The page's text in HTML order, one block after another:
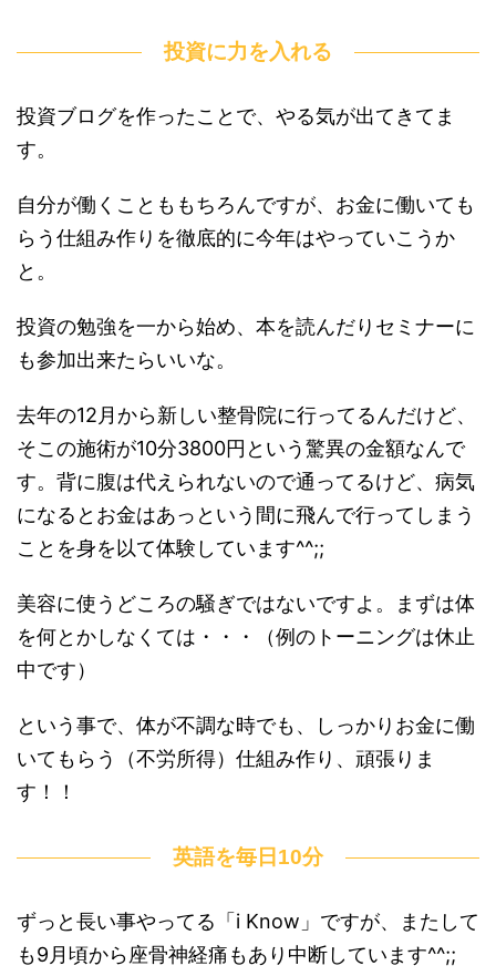
投資に力を入れる
投資ブログを作ったことで、やる気が出てきてま
す。
自分が働くことももちろんですが、お金に働いても
らう仕組み作りを徹底的に今年はやっていこうか
と。
投資の勉強を一から始め、本を読んだりセミナーに
も参加出来たらいいな。
去年の12月から新しい整骨院に行ってるんだけど、
そこの施術が10分3800円という驚異の金額なんで
す。背に腹は代えられないので通ってるけど、病気
になるとお金はあっという間に飛んで行ってしまう
ことを身を以て体験しています^^;;
美容に使うどころの騒ぎではないですよ。まずは体
を何とかしなくては・・・（例のトーニングは休止
中です）
という事で、体が不調な時でも、しっかりお金に働
いてもらう（不労所得）仕組み作り、頑張りま
す！！
英語を毎日10分
ずっと長い事やってる「i Know」ですが、またして
も9月頃から座骨神経痛もあり中断しています^^;;